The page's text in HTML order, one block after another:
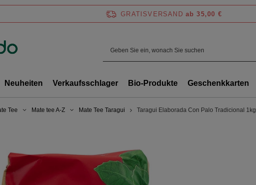
GRATISVERSAND ab 35,00 €
Neuheiten Verkaufsschlager Bio-Produkte Geschenkkarten
Tee Mate tee A-Z Mate Tee Taragui Taragui Elaborada Con Palo Tradicional 1kg